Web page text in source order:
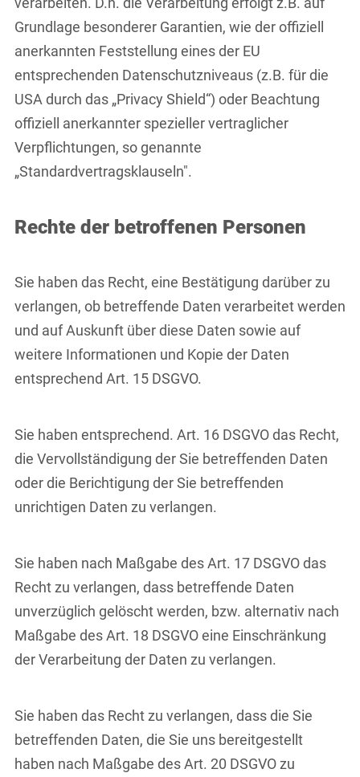
Grundlage besonderer Garantien, wie der offiziell
anerkannten Feststellung eines der EU
entsprechenden Datenschutzniveaus (z.B. für die
USA durch das „Privacy Shield“) oder Beachtung
offiziell anerkannter spezieller vertraglicher
Verpflichtungen, so genannte
„Standardvertragsklauseln".
Rechte der betroffenen Personen
Sie haben das Recht, eine Bestätigung darüber zu
verlangen, ob betreffende Daten verarbeitet werden
und auf Auskunft über diese Daten sowie auf
weitere Informationen und Kopie der Daten
entsprechend Art. 15 DSGVO.
Sie haben entsprechend. Art. 16 DSGVO das Recht,
die Vervollständigung der Sie betreffenden Daten
oder die Berichtigung der Sie betreffenden
unrichtigen Daten zu verlangen.
Sie haben nach Maßgabe des Art. 17 DSGVO das
Recht zu verlangen, dass betreffende Daten
unverzüglich gelöscht werden, bzw. alternativ nach
Maßgabe des Art. 18 DSGVO eine Einschränkung
der Verarbeitung der Daten zu verlangen.
Sie haben das Recht zu verlangen, dass die Sie
betreffenden Daten, die Sie uns bereitgestellt
haben nach Maßgabe des Art. 20 DSGVO zu